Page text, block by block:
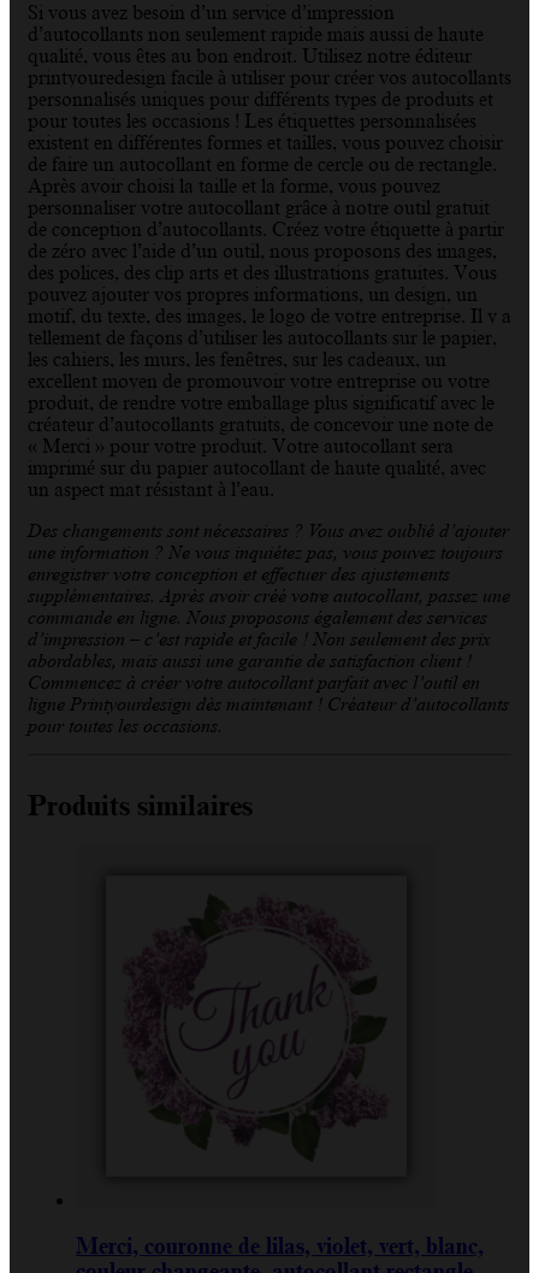
Si vous avez besoin d’un service d’impression
d’autocollants non seulement rapide mais aussi de haute
qualité, vous êtes au bon endroit. Utilisez notre éditeur
printyouredesign facile à utiliser pour créer vos autocollants
personnalisés uniques pour différents types de produits et
pour toutes les occasions ! Les étiquettes personnalisées
existent en différentes formes et tailles, vous pouvez choisir
de faire un autocollant en forme de cercle ou de rectangle.
Après avoir choisi la taille et la forme, vous pouvez
personnaliser votre autocollant grâce à notre outil gratuit
de conception d’autocollants. Créez votre étiquette à partir
de zéro avec l’aide d’un outil, nous proposons des images,
des polices, des clip arts et des illustrations gratuites. Vous
pouvez ajouter vos propres informations, un design, un
motif, du texte, des images, le logo de votre entreprise. Il y a
tellement de façons d’utiliser les autocollants sur le papier,
les cahiers, les murs, les fenêtres, sur les cadeaux, un
excellent moyen de promouvoir votre entreprise ou votre
produit, de rendre votre emballage plus significatif avec le
créateur d’autocollants gratuits, de concevoir une note de
« Merci » pour votre produit. Votre autocollant sera
imprimé sur du papier autocollant de haute qualité, avec
un aspect mat résistant à l’eau.
Des changements sont nécessaires ? Vous avez oublié d’ajouter
une information ? Ne vous inquiétez pas, vous pouvez toujours
enregistrer votre conception et effectuer des ajustements
supplémentaires. Après avoir créé votre autocollant, passez une
commande en ligne. Nous proposons également des services
d’impression – c’est rapide et facile ! Non seulement des prix
abordables, mais aussi une garantie de satisfaction client !
Commencez à créer votre autocollant parfait avec l’outil en
ligne Printyourdesign dès maintenant ! Créateur d’autocollants
pour toutes les occasions.
Produits similaires
Merci, couronne de lilas, violet, vert, blanc,